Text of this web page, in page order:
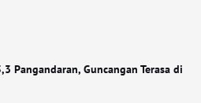
Pangandaran, Guncangan Terasa di